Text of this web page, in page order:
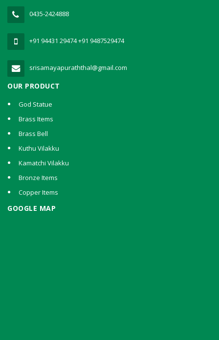
0435-2424888
+91 94431 29474+91 9487529474
srisamayapuraththal@gmail.com
OUR PRODUCT
God Statue
Brass Items
Brass Bell
Kuthu Vilakku
Kamatchi Vilakku
Bronze Items
Copper Items
GOOGLE MAP